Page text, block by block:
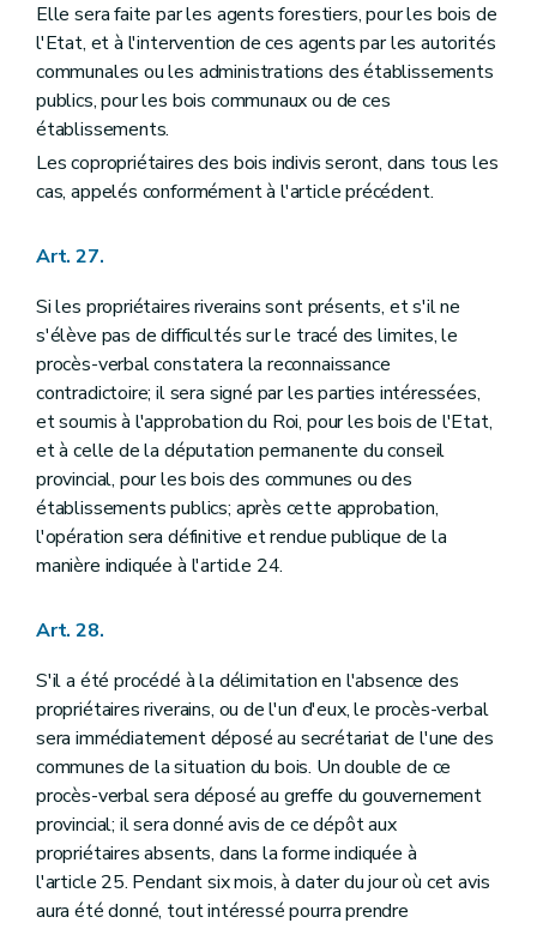
Elle sera faite par les agents forestiers, pour les bois de
l'Etat, et à l'intervention de ces agents par les autorités
communales ou les administrations des établissements
publics, pour les bois communaux ou de ces
établissements.
Les copropriétaires des bois indivis seront, dans tous les
cas, appelés conformément à l'article précédent.
Art. 27.
Si les propriétaires riverains sont présents, et s'il ne
s'élève pas de difficultés sur le tracé des limites, le
procès-verbal constatera la reconnaissance
contradictoire; il sera signé par les parties intéressées,
et soumis à l'approbation du Roi, pour les bois de l'Etat,
et à celle de la députation permanente du conseil
provincial, pour les bois des communes ou des
établissements publics; après cette approbation,
l'opération sera définitive et rendue publique de la
manière indiquée à l'article 24.
Art. 28.
S'il a été procédé à la délimitation en l'absence des
propriétaires riverains, ou de l'un d'eux, le procès-verbal
sera immédiatement déposé au secrétariat de l'une des
communes de la situation du bois. Un double de ce
procès-verbal sera déposé au greffe du gouvernement
provincial; il sera donné avis de ce dépôt aux
propriétaires absents, dans la forme indiquée à
l'article 25. Pendant six mois, à dater du jour où cet avis
aura été donné, tout intéressé pourra prendre